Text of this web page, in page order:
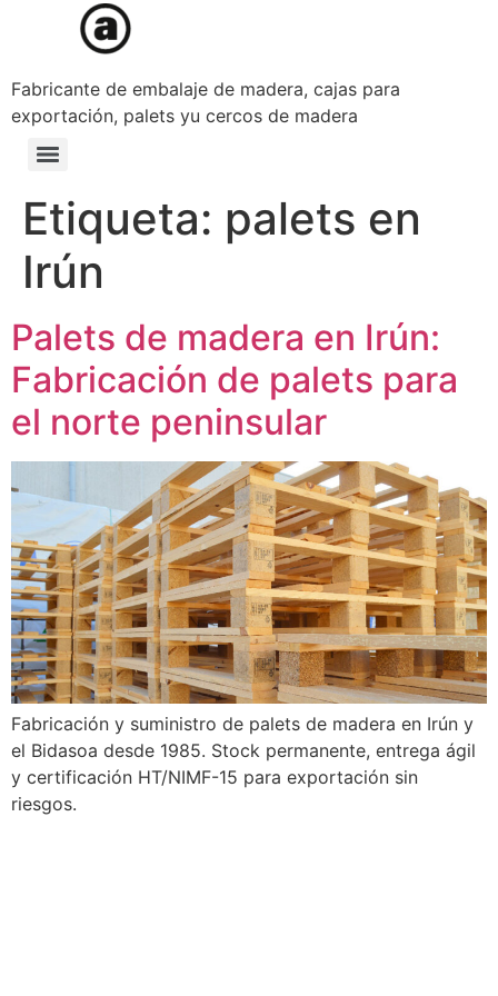
Fabricante de embalaje de madera, cajas para
exportación, palets yu cercos de madera
Etiqueta: palets en
Irún
Palets de madera en Irún:
Fabricación de palets para
el norte peninsular
Fabricación y suministro de palets de madera en Irún y
el Bidasoa desde 1985. Stock permanente, entrega ágil
y certificación HT/NIMF-15 para exportación sin
riesgos.